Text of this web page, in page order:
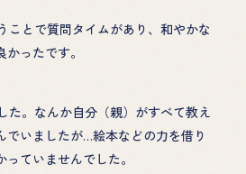
ことで質問タイムがあり、和やかな
ったです。
た。なんか自分（親）がすべて教え
でいましたが…絵本などの力を借り
ていませんでした。